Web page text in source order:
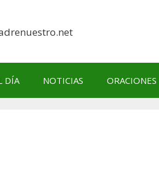
DÍA NOTICIAS ORACIONES